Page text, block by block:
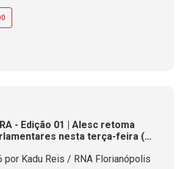
terça (4)
- Edição 01 | Alesc retoma
nesta terça-feira (4)
de educação profissional do
Kadu Reis / RNA Florianópolis